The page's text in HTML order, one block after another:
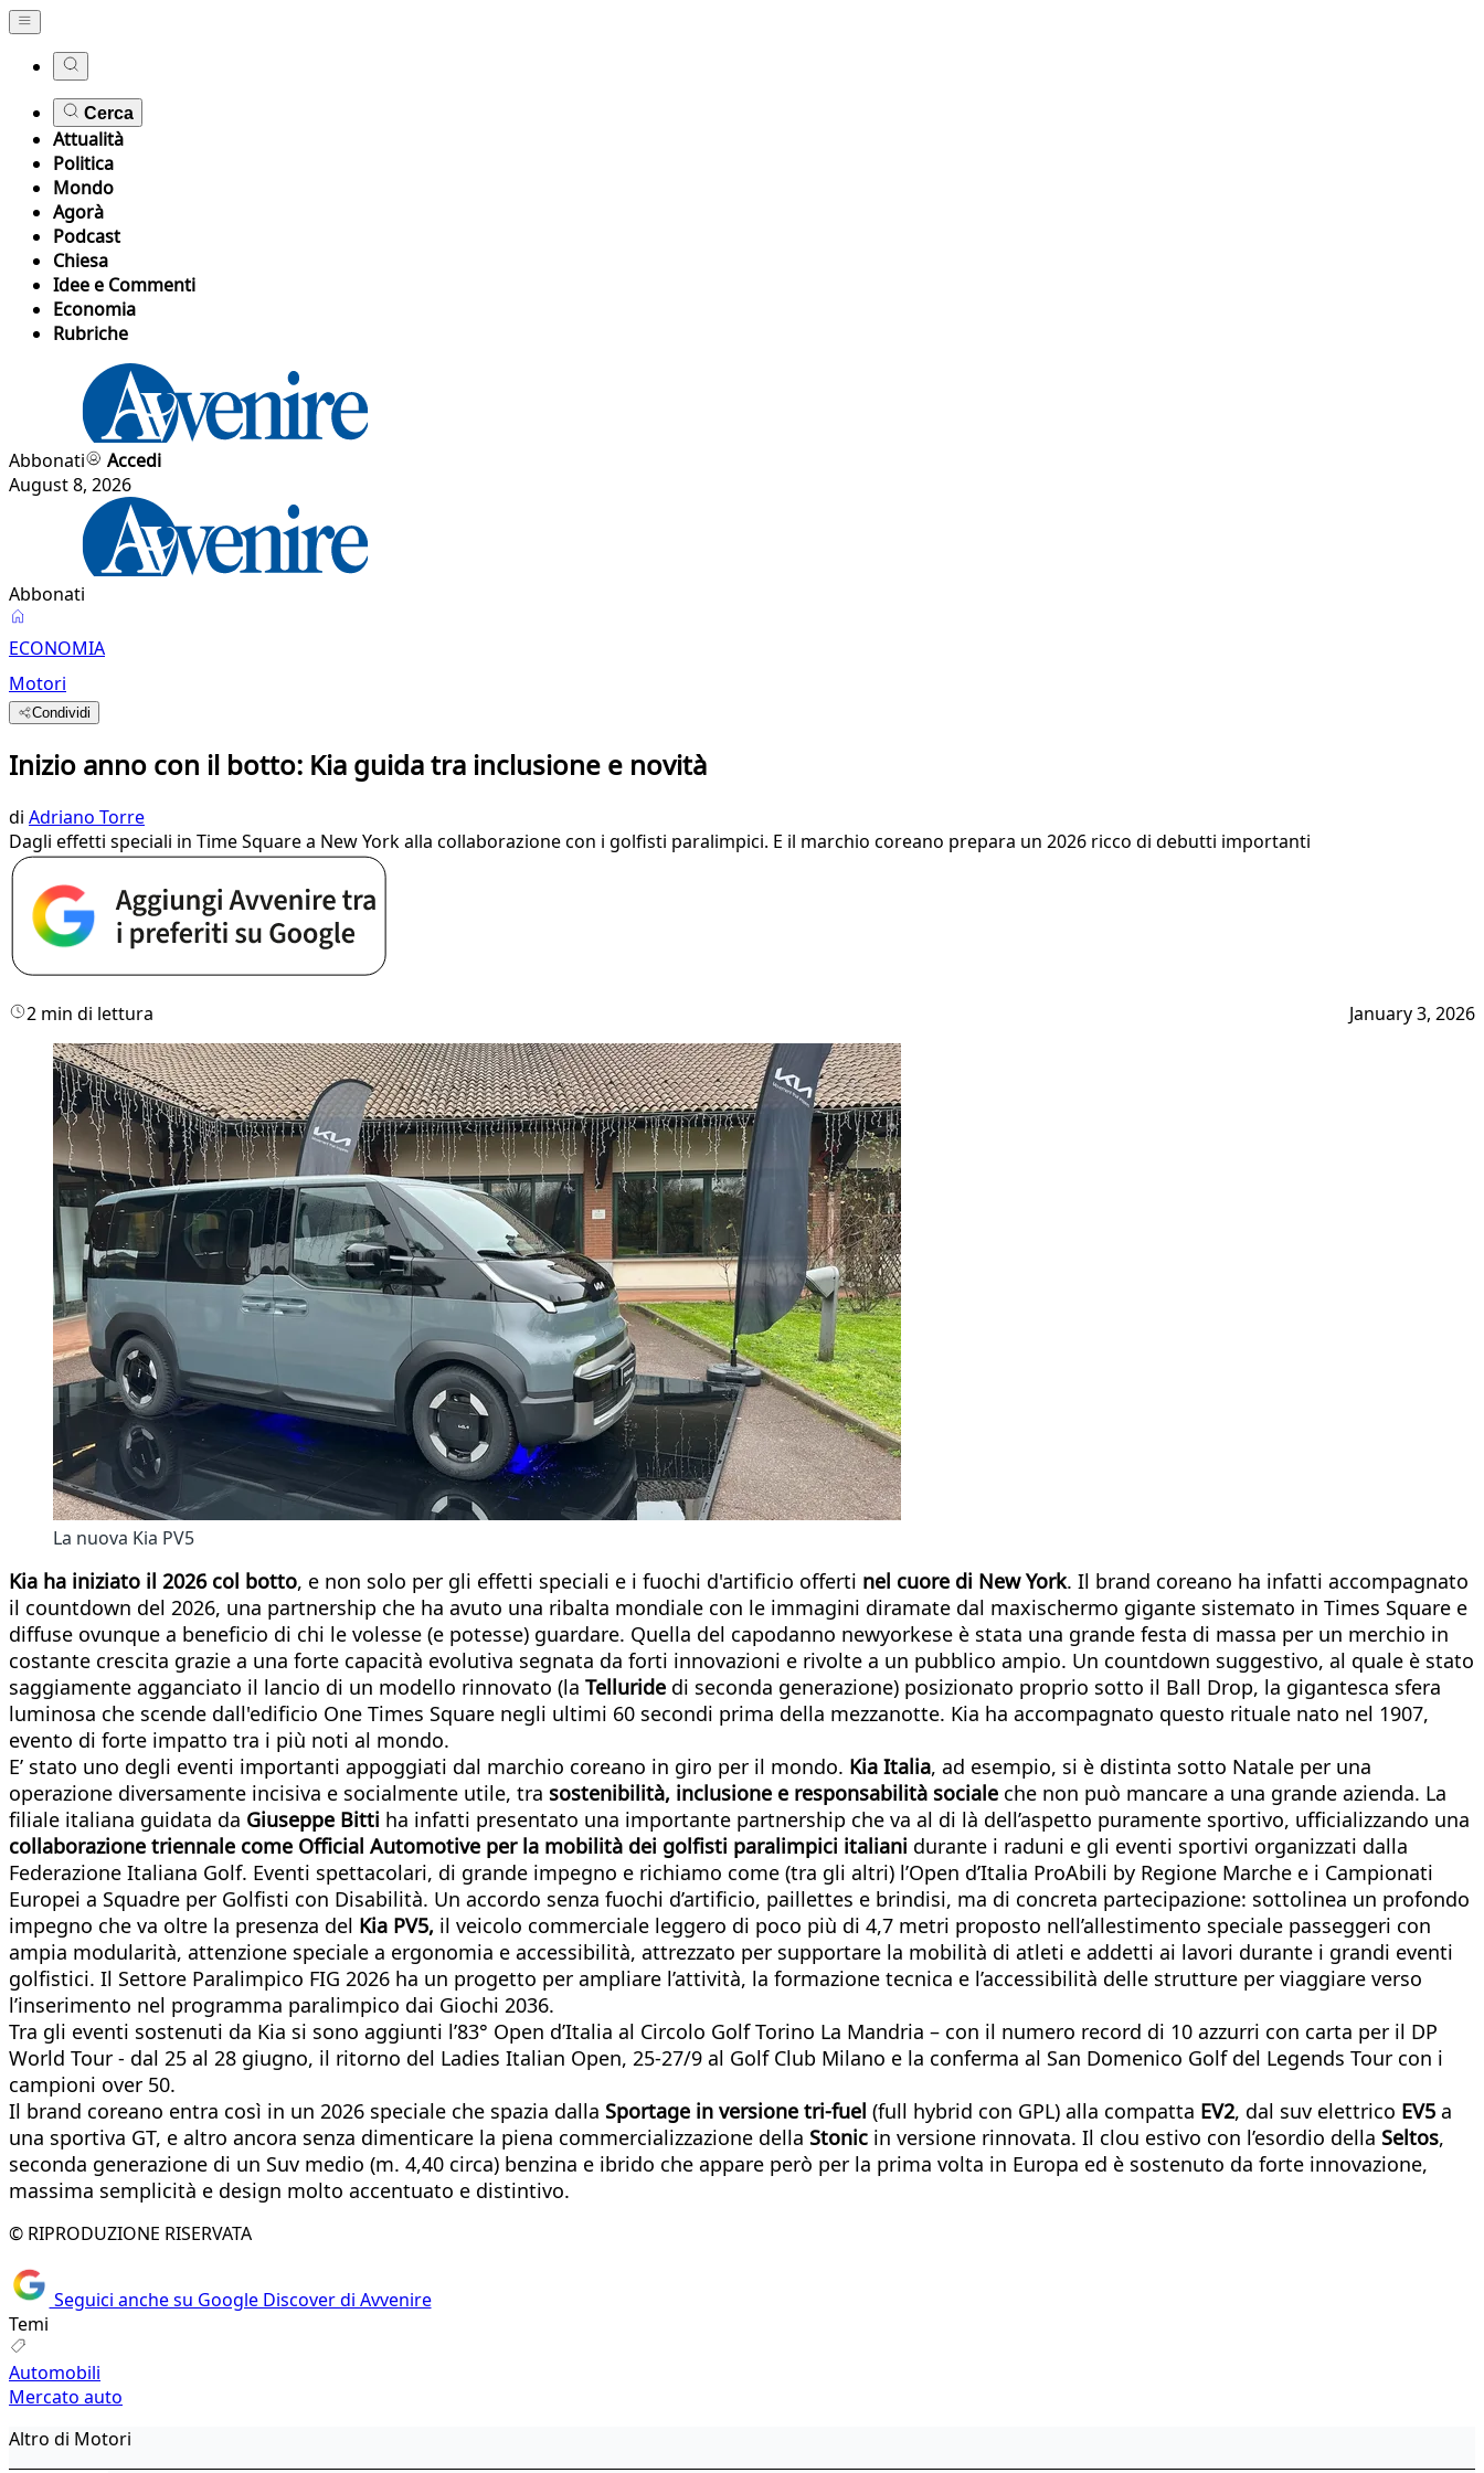
Cerca
Attualità
Politica
Mondo
Agorà
Podcast
Chiesa
Idee e Commenti
Economia
Rubriche
Abbonati
Accedi
August 8, 2026
Abbonati
ECONOMIA
Motori
Condividi
Inizio anno con il botto: Kia guida tra inclusione e novità
di Adriano Torre
Dagli effetti speciali in Time Square a New York alla collaborazione con i golfisti paralimpici. E il marchio coreano prepara un 2026 ricco di debutti importanti
2 min di lettura January 3, 2026
La nuova Kia PV5
Kia ha iniziato il 2026 col botto, e non solo per gli effetti speciali e i fuochi d'artificio offerti nel cuore di New York. Il brand coreano ha infatti accompagnato
il countdown del 2026, una partnership che ha avuto una ribalta mondiale con le immagini diramate dal maxischermo gigante sistemato in Times Square e
diffuse ovunque a beneficio di chi le volesse (e potesse) guardare. Quella del capodanno newyorkese è stata una grande festa di massa per un merchio in
costante crescita grazie a una forte capacità evolutiva segnata da forti innovazioni e rivolte a un pubblico ampio. Un countdown suggestivo, al quale è stato
saggiamente agganciato il lancio di un modello rinnovato (la Telluride di seconda generazione) posizionato proprio sotto il Ball Drop, la gigantesca sfera
luminosa che scende dall'edificio One Times Square negli ultimi 60 secondi prima della mezzanotte. Kia ha accompagnato questo rituale nato nel 1907,
evento di forte impatto tra i più noti al mondo.
E’ stato uno degli eventi importanti appoggiati dal marchio coreano in giro per il mondo. Kia Italia, ad esempio, si è distinta sotto Natale per una
operazione diversamente incisiva e socialmente utile, tra sostenibilità, inclusione e responsabilità sociale che non può mancare a una grande azienda. La
filiale italiana guidata da Giuseppe Bitti ha infatti presentato una importante partnership che va al di là dell’aspetto puramente sportivo, ufficializzando una
collaborazione triennale come Official Automotive per la mobilità dei golfisti paralimpici italiani durante i raduni e gli eventi sportivi organizzati dalla
Federazione Italiana Golf. Eventi spettacolari, di grande impegno e richiamo come (tra gli altri) l’Open d’Italia ProAbili by Regione Marche e i Campionati
Europei a Squadre per Golfisti con Disabilità. Un accordo senza fuochi d’artificio, paillettes e brindisi, ma di concreta partecipazione: sottolinea un profondo
impegno che va oltre la presenza del Kia PV5, il veicolo commerciale leggero di poco più di 4,7 metri proposto nell’allestimento speciale passeggeri con
ampia modularità, attenzione speciale a ergonomia e accessibilità, attrezzato per supportare la mobilità di atleti e addetti ai lavori durante i grandi eventi
golfistici. Il Settore Paralimpico FIG 2026 ha un progetto per ampliare l’attività, la formazione tecnica e l’accessibilità delle strutture per viaggiare verso
l’inserimento nel programma paralimpico dai Giochi 2036.
Tra gli eventi sostenuti da Kia si sono aggiunti l’83° Open d’Italia al Circolo Golf Torino La Mandria – con il numero record di 10 azzurri con carta per il DP
World Tour - dal 25 al 28 giugno, il ritorno del Ladies Italian Open, 25-27/9 al Golf Club Milano e la conferma al San Domenico Golf del Legends Tour con i
campioni over 50.
Il brand coreano entra così in un 2026 speciale che spazia dalla Sportage in versione tri-fuel (full hybrid con GPL) alla compatta EV2, dal suv elettrico EV5 a
una sportiva GT, e altro ancora senza dimenticare la piena commercializzazione della Stonic in versione rinnovata. Il clou estivo con l’esordio della Seltos,
seconda generazione di un Suv medio (m. 4,40 circa) benzina e ibrido che appare però per la prima volta in Europa ed è sostenuto da forte innovazione,
massima semplicità e design molto accentuato e distintivo.
© RIPRODUZIONE RISERVATA
Seguici anche su Google Discover di Avvenire
Temi
Automobili
Mercato auto
Altro di Motori